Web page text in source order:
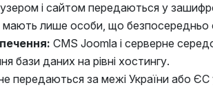
і сайтом передаються у
лише особи, що безпосередньо
CMS Joomla і серверне
бази даних на рівні хостингу.
передаються за межі України або